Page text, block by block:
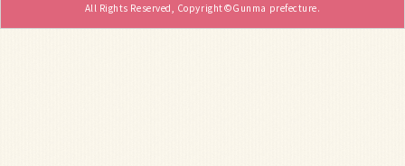
All Rights Reserved, Copyright©Gunma prefecture.